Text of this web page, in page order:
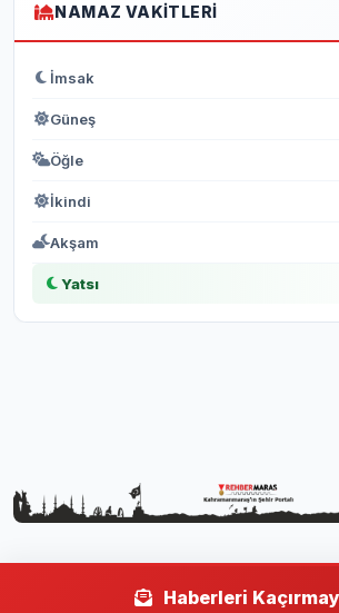
NAMAZ VAKITLERI
İmsak
Güneş
Öğle
İkindi
Akşam
Yatsı
Haberleri